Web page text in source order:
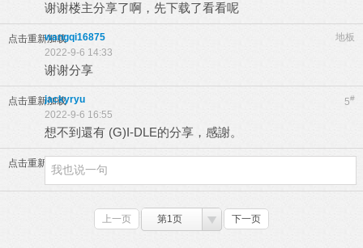
谢谢楼主分享了啊，先下载了看看呢
点击重新加载 地板
wangqi16875
2022-9-6 14:33
谢谢分享
点击重新加载 5#
jackyryu
2022-9-6 16:55
想不到還有 (G)I-DLE的分享，感謝。
点击重新加载
上一页 第1页 下一页